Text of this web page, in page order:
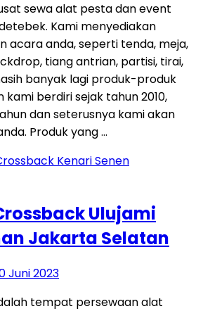
sewa alat pesta dan event
Kami menyediakan
acara anda, seperti tenda, meja,
tiang antrian, partisi, tirai,
banyak lagi produk-produk
kami berdiri sejak tahun 2010,
dan seterusnya kami akan
Produk yang …
Ulujami
Jakarta Selatan
Juni 2023
tempat persewaan alat